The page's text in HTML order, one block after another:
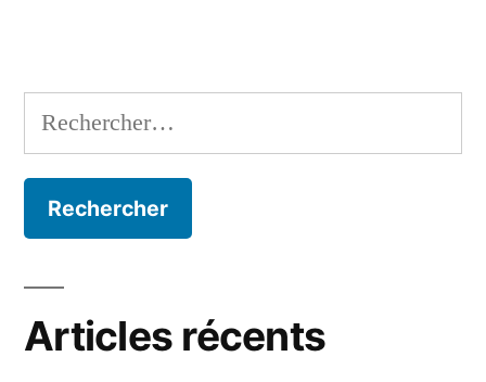
Rechercher :
Articles récents